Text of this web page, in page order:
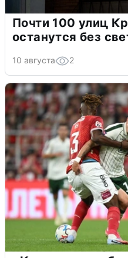
Почти 100 улиц
останутся без
10 августа 2